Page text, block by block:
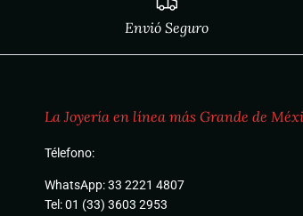
Envió Seguro
La Joyería en línea más Grande de
Télefono:
WhatsApp: 33 2221 4807
Tel: 01 (33) 3603 2953